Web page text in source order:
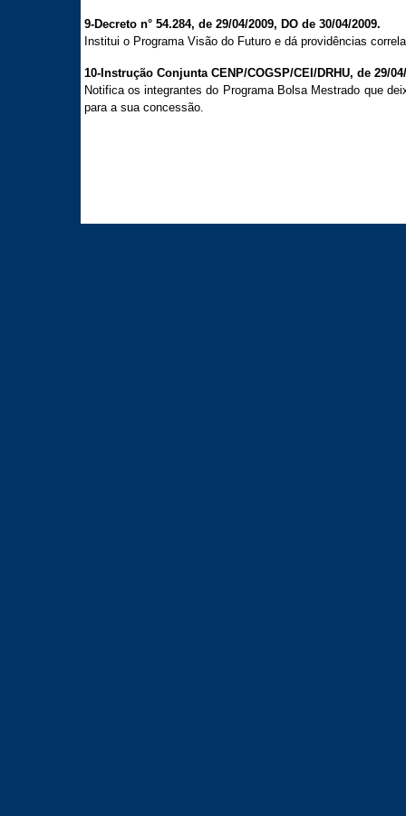
9-Decreto n° 54.284, de 29/04/2009, DO de 30/04/2009.
Institui o Programa Visão do Futuro e dá providências
10-Instrução Conjunta CENP/COGSP/CEI/DRHU, de 29/
Notifica os integrantes do Programa Bolsa Mestrado que
para a sua concessão.